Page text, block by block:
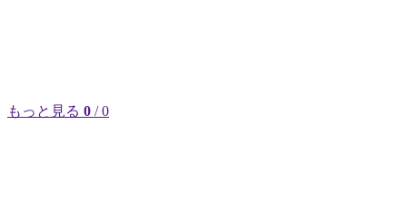
もっと見る 0 / 0